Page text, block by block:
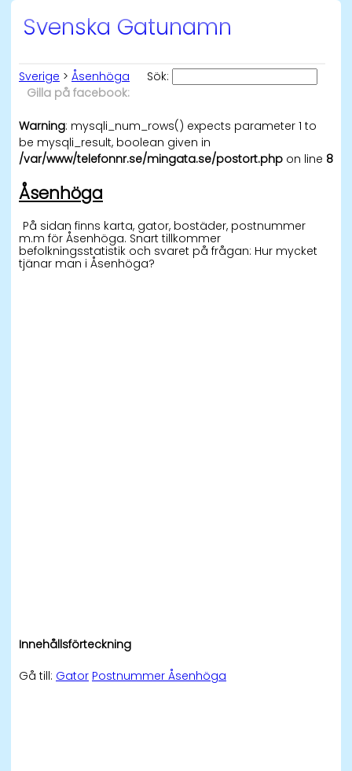
Svenska Gatunamn
Sverige > Åsenhöga
Sök:
Gilla på facebook:
Warning: mysqli_num_rows() expects parameter 1 to
be mysqli_result, boolean given in
/var/www/telefonnr.se/mingata.se/postort.php on line 8
Åsenhöga
På sidan finns karta, gator, bostäder, postnummer
m.m för Åsenhöga. Snart tillkommer
befolkningsstatistik och svaret på frågan: Hur mycket
tjänar man i Åsenhöga?
Innehållsförteckning
Gå till: Gator Postnummer Åsenhöga